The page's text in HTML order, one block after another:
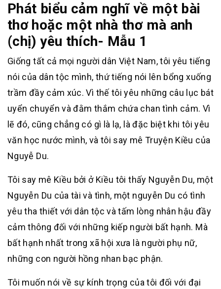
Phát biểu cảm nghĩ về một bài
thơ hoặc một nhà thơ mà anh
(chị) yêu thích- Mẫu 1
Giống tất cả mọi người dân Việt Nam, tôi yêu tiếng
nói của dân tộc mình, thứ tiếng nói lên bổng xuống
trầm đầy cảm xúc. Vì thế tôi yêu những câu lục bát
uyển chuyển và đằm thắm chứa chan tình cảm. Vì
lẽ đó, cũng chẳng có gì là lạ, là đặc biệt khi tôi yêu
văn học nước mình, và tôi say mê Truyện Kiều của
Nguyễ Du.
Tôi say mê Kiều bởi ở Kiều tôi thấy Nguyễn Du, một
Nguyễn Du của tài và tình, một nguyễn Du có tình
yêu tha thiết với dân tộc và tấm lòng nhân hậu đầy
cảm thông đối với những kiếp người bất hạnh. Mà
bất hạnh nhất trong xã hội xưa là người phụ nữ,
những con người hồng nhan bạc phận.
Tôi muốn nói về sự kính trọng của tôi đối với đại